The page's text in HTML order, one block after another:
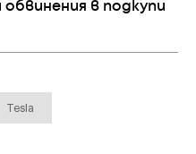
в подкупи
Tesla